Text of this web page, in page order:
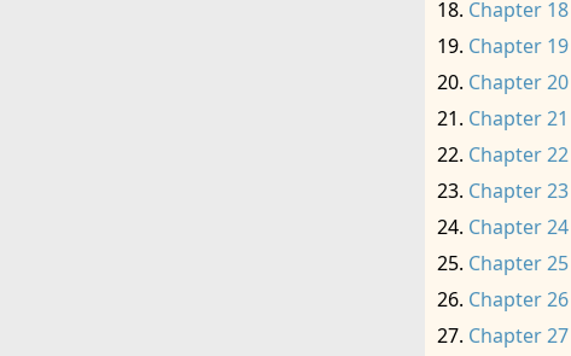
Chapter 18
Chapter 19
Chapter 20
Chapter 21
Chapter 22
Chapter 23
Chapter 24
Chapter 25
Chapter 26
Chapter 27